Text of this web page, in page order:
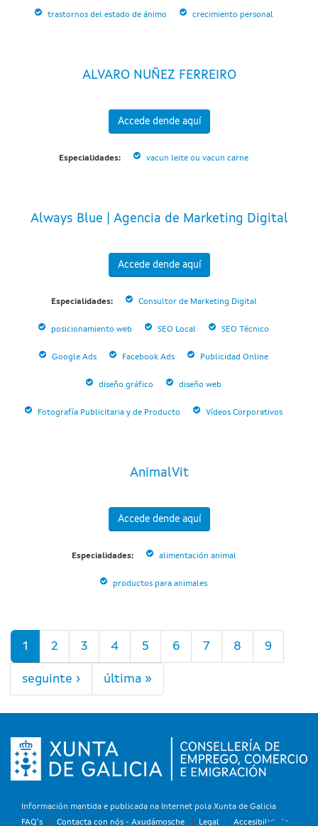
trastornos del estado de ánimo crecimiento personal
ALVARO NUÑEZ FERREIRO
Accede dende aquí
Especialidades: vacun leite ou vacun carne
Always Blue | Agencia de Marketing Digital
Accede dende aquí
Especialidades: Consultor de Marketing Digital
posicionamiento web SEO Local SEO Técnico
Google Ads Facebook Ads Publicidad Online
diseño gráfico diseño web
Fotografía Publicitaria y de Producto Vídeos Corporativos
AnimalVit
Accede dende aquí
Especialidades: alimentación animal
productos para animales
Páxinas
1 2 3 4 5 6 7 8 9
seguinte › última »
Información mantida e publicada na Internet pola Xunta de Galicia
FAQ's
Contacta con nós - Axudámosche Legal Accesibilidade